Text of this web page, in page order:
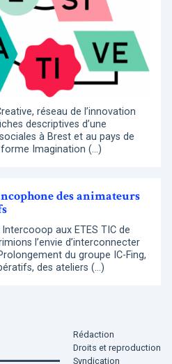
réseau de l’innovation
descriptives d’une
à Brest et au pays de
Imagination (…)
des animateurs
aux ETES TIC de
l’envie d’interconnecter
du groupe IC-Fing,
des ateliers (…)
Rédaction
Droits et reproduction
Syndication